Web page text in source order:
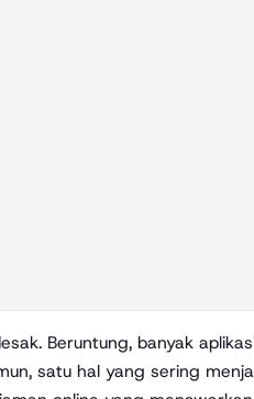
satu hal yang sering